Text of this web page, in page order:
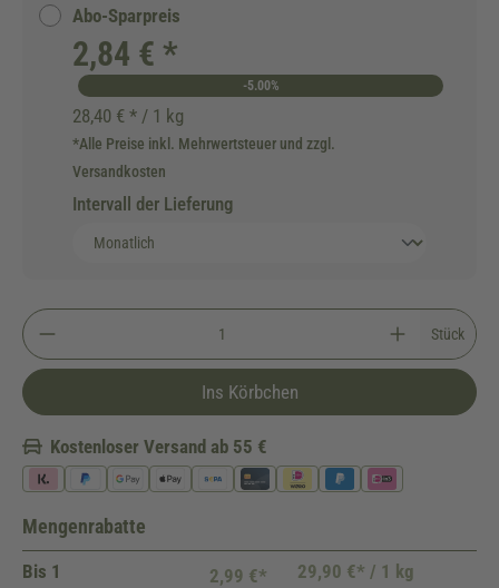
Abo-Sparpreis
2,84 € *
-5.00%
28,40 € * / 1 kg
*Alle Preise inkl. Mehrwertsteuer und zzgl.
Versandkosten
Intervall der Lieferung
Stück
Ins Körbchen
Kostenloser Versand ab 55 €
Mengenrabatte
Bis 1 2,99 €*
29,90 €* / 1 kg